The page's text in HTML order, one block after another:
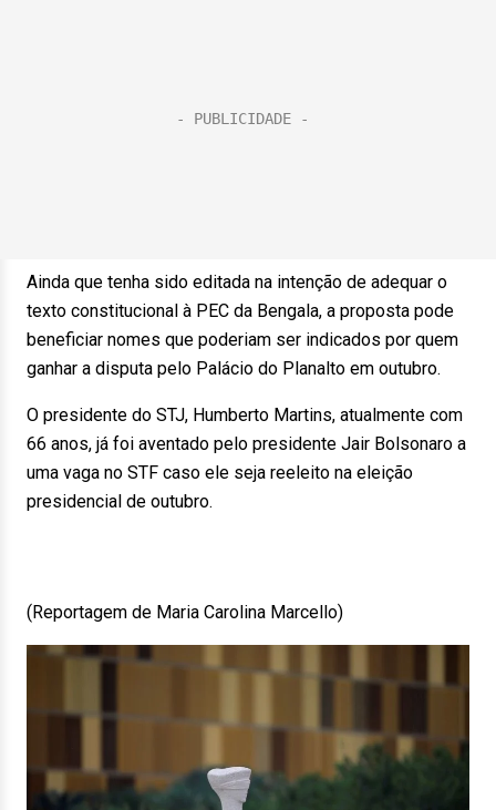
Ainda que tenha sido editada na intenção de adequar o
texto constitucional à PEC da Bengala, a proposta pode
beneficiar nomes que poderiam ser indicados por quem
ganhar a disputa pelo Palácio do Planalto em outubro.
O presidente do STJ, Humberto Martins, atualmente com
66 anos, já foi aventado pelo presidente Jair Bolsonaro a
uma vaga no STF caso ele seja reeleito na eleição
presidencial de outubro.
(Reportagem de Maria Carolina Marcello)